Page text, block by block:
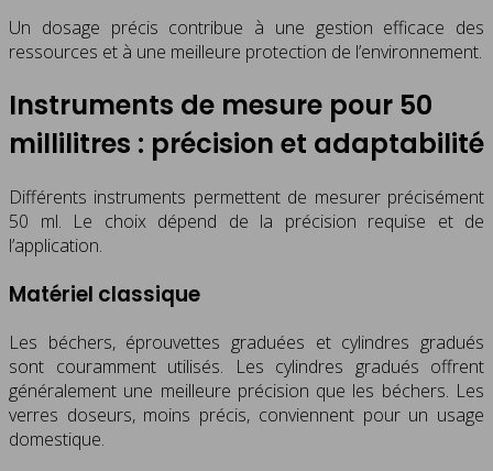
Un dosage précis contribue à une gestion efficace des
ressources et à une meilleure protection de l’environnement.
Instruments de mesure pour 50
millilitres : précision et adaptabilité
Différents instruments permettent de mesurer précisément
50 ml. Le choix dépend de la précision requise et de
l’application.
Matériel classique
Les béchers, éprouvettes graduées et cylindres gradués
sont couramment utilisés. Les cylindres gradués offrent
généralement une meilleure précision que les béchers. Les
verres doseurs, moins précis, conviennent pour un usage
domestique.